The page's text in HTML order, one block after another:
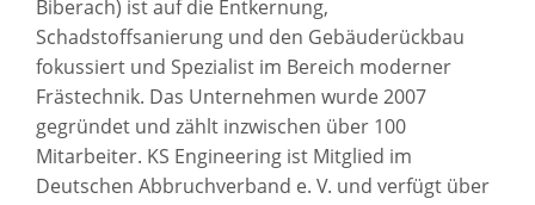
Biberach) ist auf die Entkernung,
Schadstoffsanierung und den Gebäuderückbau
fokussiert und Spezialist im Bereich moderner
Frästechnik. Das Unternehmen wurde 2007
gegründet und zählt inzwischen über 100
Mitarbeiter. KS Engineering ist Mitglied im
Deutschen Abbruchverband e. V. und verfügt über